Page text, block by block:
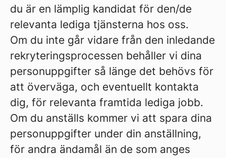
du är en lämplig kandidat för den/de
relevanta lediga tjänsterna hos oss.
Om du inte går vidare från den inledande
rekryteringsprocessen behåller vi dina
personuppgifter så länge det behövs för
att överväga, och eventuellt kontakta
dig, för relevanta framtida lediga jobb.
Om du anställs kommer vi att spara dina
personuppgifter under din anställning,
för andra ändamål än de som anges